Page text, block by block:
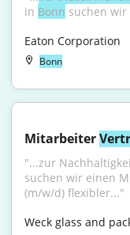
in Bonn suchen
Eaton Corporation
Bonn
Mitarbeiter
"...zur
suchen wir einen
(m/w/d) flexibler..."
Weck glass and